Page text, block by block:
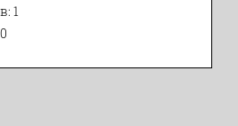
1